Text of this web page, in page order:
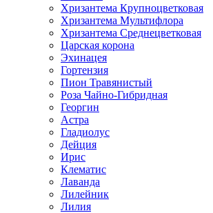
Хризантема Крупноцветковая
Хризантема Мультифлора
Хризантема Среднецветковая
Царская корона
Эхинацея
Гортензия
Пион Травянистый
Роза Чайно-Гибридная
Георгин
Астра
Гладиолус
Дейция
Ирис
Клематис
Лаванда
Лилейник
Лилия